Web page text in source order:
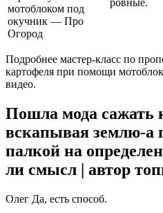
ровные.
Подробнее мастер-класс по
картофеля при помощи
видео.
Пошла мода сажать
вскапывая землю-а
палкой на
ли смысл | автор
Олег Да, есть способ.